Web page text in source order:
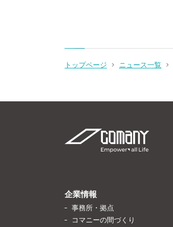
トップページ ニュース一覧
企業情報
事務所・拠点
コマニーの間づくり